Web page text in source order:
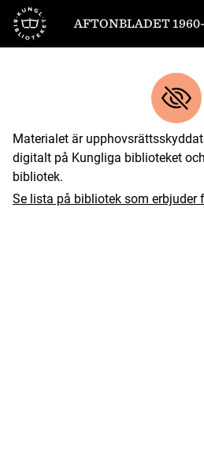
Till startsidan
AFTONBLADET
Materialet är
digitalt på Kungliga biblioteket
bibliotek.
Se lista på bibliotek som erbjuder